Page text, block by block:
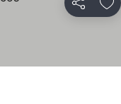
Partilhar